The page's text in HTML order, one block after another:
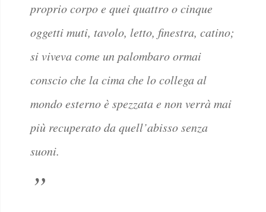
proprio corpo e quei quattro o cinque
oggetti muti, tavolo, letto, finestra, catino;
si viveva come un palombaro ormai
conscio che la cima che lo collega al
mondo esterno è spezzata e non verrà mai
più recuperato da quell’abisso senza
suoni.